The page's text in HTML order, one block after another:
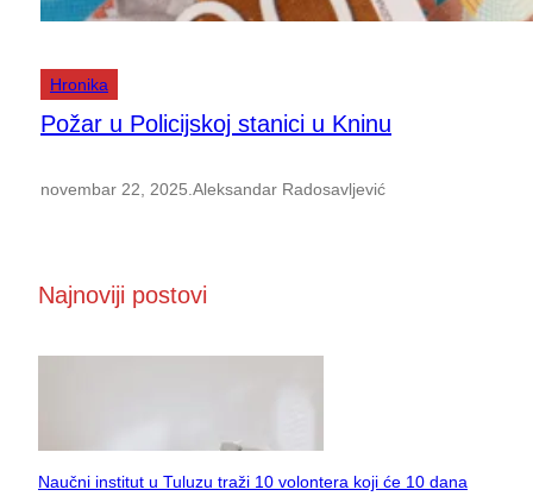
Hronika
Požar u Policijskoj stanici u Kninu
novembar 22, 2025.Aleksandar Radosavljević
Najnoviji postovi
Naučni institut u Tuluzu traži 10 volontera koji će 10 dana